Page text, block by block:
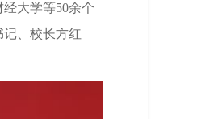
大学等50余个
、校长方红